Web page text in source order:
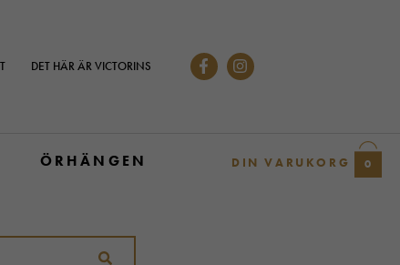
DET HÄR ÄR VICTORINS
ÖRHÄNGEN DIN VARUKORG 0